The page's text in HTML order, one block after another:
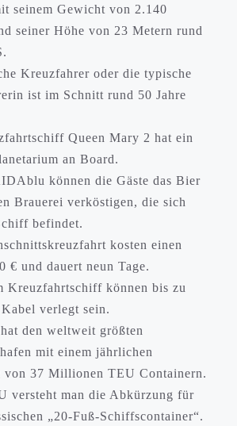
seinem Gewicht von 2.140
seiner Höhe von 23 Metern rund
Kreuzfahrer oder die typische
ist im Schnitt rund 50 Jahre
Queen Mary 2 hat ein
an Board.
können die Gäste das Bier
Brauerei verköstigen, die sich
befindet.
kosten einen
€ und dauert neun Tage.
Kreuzfahrtschiff können bis zu
verlegt sein.
den weltweit größten
mit einem jährlichen
von 37 Millionen TEU Containern.
versteht man die Abkürzung für
„20-Fuß-Schiffscontainer“.